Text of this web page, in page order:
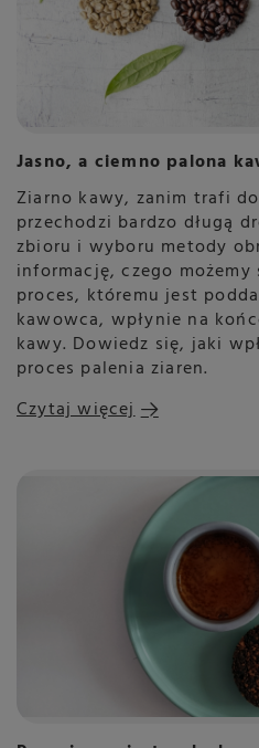
Jasno, a ciemno palona
Ziarno kawy, zanim trafi
przechodzi bardzo długą
zbioru i wyboru metody
informację, czego
proces, któremu jest
kawowca, wpłynie na
kawy. Dowiedz się, jaki
proces palenia ziaren.
Czytaj więcej